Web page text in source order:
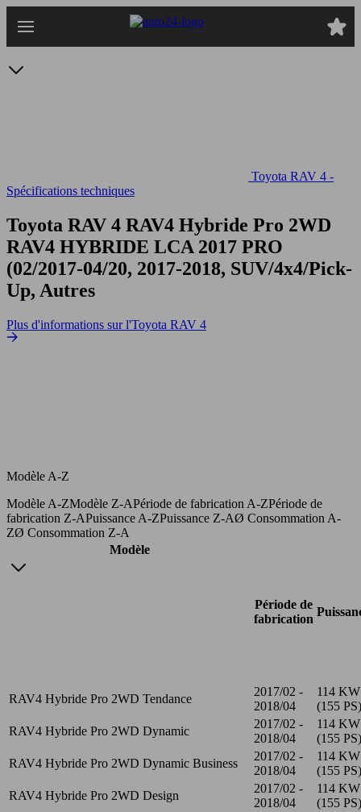
au
Toyota RAV 4 -
Spécifications techniques
Toyota RAV 4 RAV4 Hybride Pro 2WD
RAV4 HYBRIDE LCA 2017 PRO
(02/2017-04/20, 2017-2018, SUV/4x4/Pick-
Up, Autres
Plus d'informations sur l'Toyota RAV 4
Modèle A-Z
Modèle A-ZModèle Z-APériode de fabrication A-ZPériode de
fabrication Z-APuissance A-ZPuissance Z-AØ Consommation A-
ZØ Consommation Z-A
Modèle
Période de
fabrication
RAV4 Hybride Pro 2WD Tendance
2017/02 -
2018/04
114 KW
(155 PS)
RAV4 Hybride Pro 2WD Dynamic
2017/02 -
2018/04
114 KW
(155 PS)
RAV4 Hybride Pro 2WD Dynamic Business
2017/02 -
2018/04
114 KW
(155 PS)
RAV4 Hybride Pro 2WD Design
2017/02 -
2018/04
114 KW
(155 PS)